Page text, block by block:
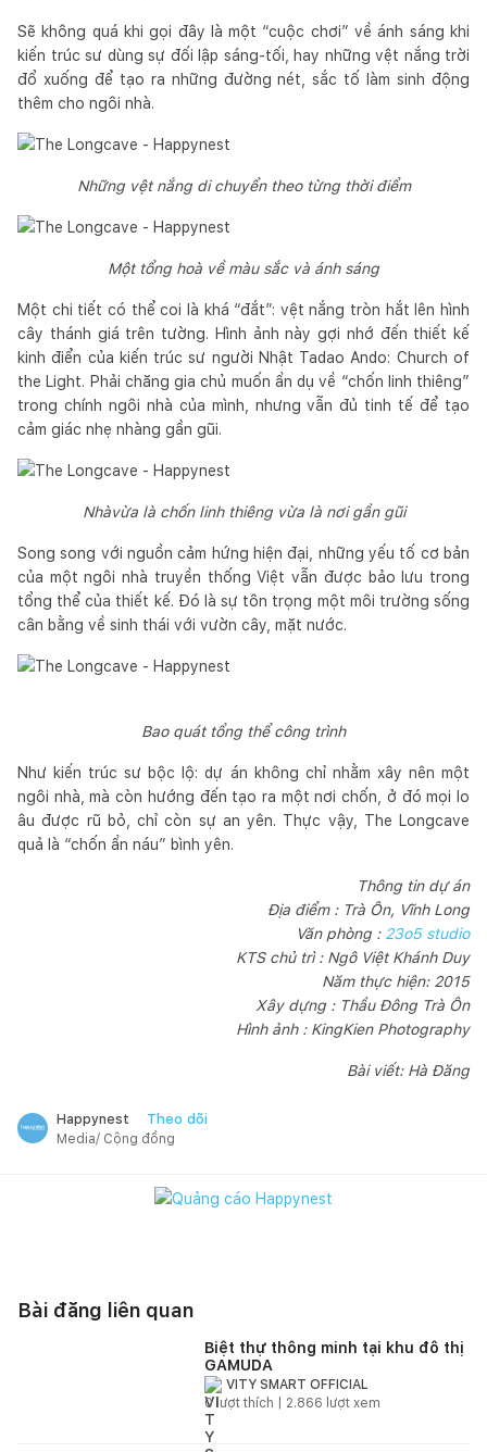
Sẽ không quá khi gọi đây là một “cuộc chơi” về ánh sáng khi
kiến trúc sư dùng sự đối lập sáng-tối, hay những vệt nắng trời
đổ xuống để tạo ra những đường nét, sắc tố làm sinh động
thêm cho ngôi nhà.
Những vệt nắng di chuyển theo từng thời điểm
Một tổng hoà về màu sắc và ánh sáng
Một chi tiết có thể coi là khá “đắt”: vệt nắng tròn hắt lên hình
cây thánh giá trên tường. Hình ảnh này gợi nhớ đến thiết kế
kinh điển của kiến trúc sư người Nhật Tadao Ando: Church of
the Light. Phải chăng gia chủ muốn ẩn dụ về “chốn linh thiêng”
trong chính ngôi nhà của mình, nhưng vẫn đủ tinh tế để tạo
cảm giác nhẹ nhàng gần gũi.
Nhàvừa là chốn linh thiêng vừa là nơi gần gũi
Song song với nguồn cảm hứng hiện đại, những yếu tố cơ bản
của một ngôi nhà truyền thống Việt vẫn được bảo lưu trong
tổng thể của thiết kế. Đó là sự tôn trọng một môi trường sống
cân bằng về sinh thái với vườn cây, mặt nước.
Bao quát tổng thể công trình
Như kiến trúc sư bộc lộ: dự án không chỉ nhằm xây nên một
ngôi nhà, mà còn hướng đến tạo ra một nơi chốn, ở đó mọi lo
âu được rũ bỏ, chỉ còn sự an yên. Thực vậy, The Longcave
quả là “chốn ẩn náu” bình yên.
Thông tin dự án
Địa điểm : Trà Ôn, Vĩnh Long
Văn phòng : 23o5 studio
KTS chủ trì : Ngô Việt Khánh Duy
Năm thực hiện: 2015
Xây dựng : Thầu Đông Trà Ôn
Hình ảnh : KingKien Photography
Bài viết: Hà Đăng
Happynest Theo dõi
Media/ Cộng đồng
Bài đăng liên quan
Biệt thự thông minh tại khu đô thị
GAMUDA
VITY SMART OFFICIAL
0lượt thích | 2.866 lượt xem